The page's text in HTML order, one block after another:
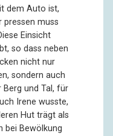
dem Auto ist,
pressen muss
Einsicht
so dass neben
nicht nur
sondern auch
und Tal, für
Irene wusste,
Hut trägt als
bei Bewölkung